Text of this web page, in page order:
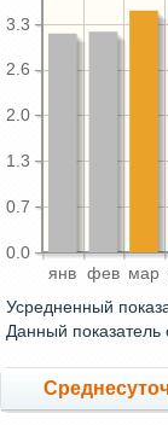
янв фев мар
0.0
0.7
1.3
2.0
2.6
3.3
Усредненный
Данный показатель